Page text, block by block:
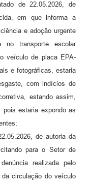
de 22.05.2026, de
em que informa a
e adoção urgente
no transporte escolar
veículo de placa EPA-
e fotográficas, estaria
com indícios de
estando assim,
pois estaria expondo as
de autoria da
para o Setor de
realizada pelo
circulação do veículo